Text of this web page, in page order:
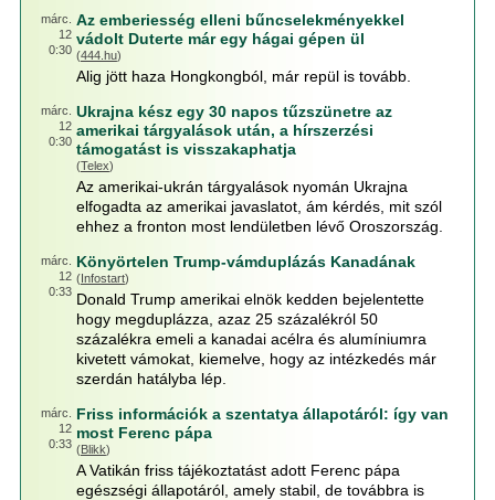
márc.
12
0:30
Az emberiesség elleni bűncselekményekkel
vádolt Duterte már egy hágai gépen ül
(444.hu)
Alig jött haza Hongkongból, már repül is tovább.
márc.
12
0:30
Ukrajna kész egy 30 napos tűzszünetre az
amerikai tárgyalások után, a hírszerzési
támogatást is visszakaphatja
(Telex)
Az amerikai-ukrán tárgyalások nyomán Ukrajna
elfogadta az amerikai javaslatot, ám kérdés, mit szól
ehhez a fronton most lendületben lévő Oroszország.
márc.
12
0:33
Könyörtelen Trump-vámduplázás Kanadának
(Infostart)
Donald Trump amerikai elnök kedden bejelentette
hogy megduplázza, azaz 25 százalékról 50
százalékra emeli a kanadai acélra és alumíniumra
kivetett vámokat, kiemelve, hogy az intézkedés már
szerdán hatályba lép.
márc.
12
0:33
Friss információk a szentatya állapotáról: így van
most Ferenc pápa
(Blikk)
A Vatikán friss tájékoztatást adott Ferenc pápa
egészségi állapotáról, amely stabil, de továbbra is